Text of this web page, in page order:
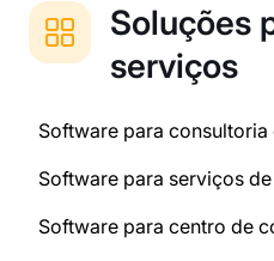
Soluções
serviços
Software para consultoria
Software para serviços
Software para centro de